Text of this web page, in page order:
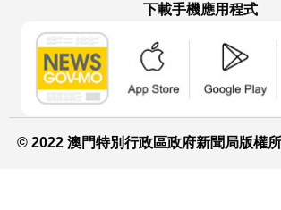
下載手機應用程式
© 2022 澳門特別行政區政府新聞局版權